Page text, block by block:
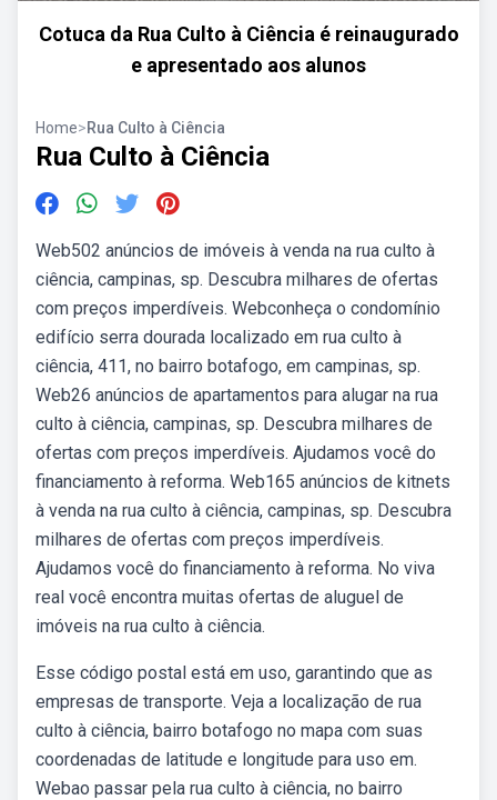
Cotuca da Rua Culto à Ciência é reinaugurado
e apresentado aos alunos
Home>Rua Culto à Ciência
Rua Culto à Ciência
Web502 anúncios de imóveis à venda na rua culto à
ciência, campinas, sp. Descubra milhares de ofertas
com preços imperdíveis. Webconheça o condomínio
edifício serra dourada localizado em rua culto à
ciência, 411, no bairro botafogo, em campinas, sp.
Web26 anúncios de apartamentos para alugar na rua
culto à ciência, campinas, sp. Descubra milhares de
ofertas com preços imperdíveis. Ajudamos você do
financiamento à reforma. Web165 anúncios de kitnets
à venda na rua culto à ciência, campinas, sp. Descubra
milhares de ofertas com preços imperdíveis.
Ajudamos você do financiamento à reforma. No viva
real você encontra muitas ofertas de aluguel de
imóveis na rua culto à ciência.
Esse código postal está em uso, garantindo que as
empresas de transporte. Veja a localização de rua
culto à ciência, bairro botafogo no mapa com suas
coordenadas de latitude e longitude para uso em.
Webao passar pela rua culto à ciência, no bairro